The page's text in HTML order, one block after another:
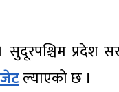
प्रदेश
ल्याएको छ ।